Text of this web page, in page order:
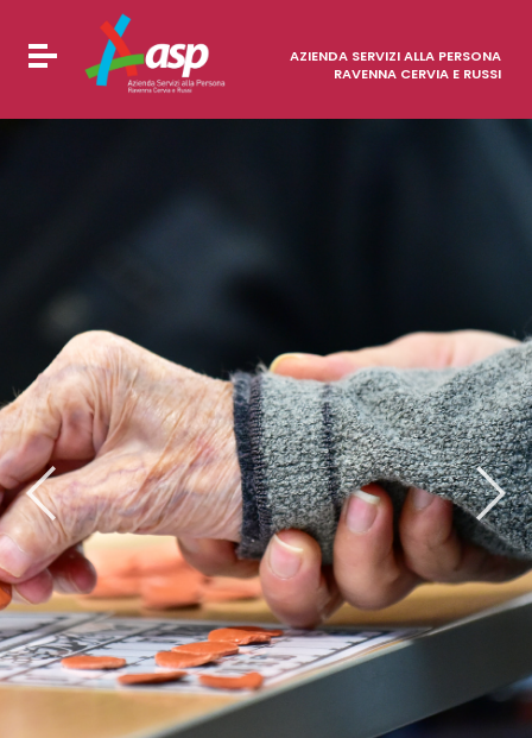
Vai ai contenuti
Vai al menu di navigazione
Vai al footer
Attiva / disattiva la navigazioneAZIENDA SERVIZI ALLA PERSONA
RAVENNA CERVIA E RUSSI